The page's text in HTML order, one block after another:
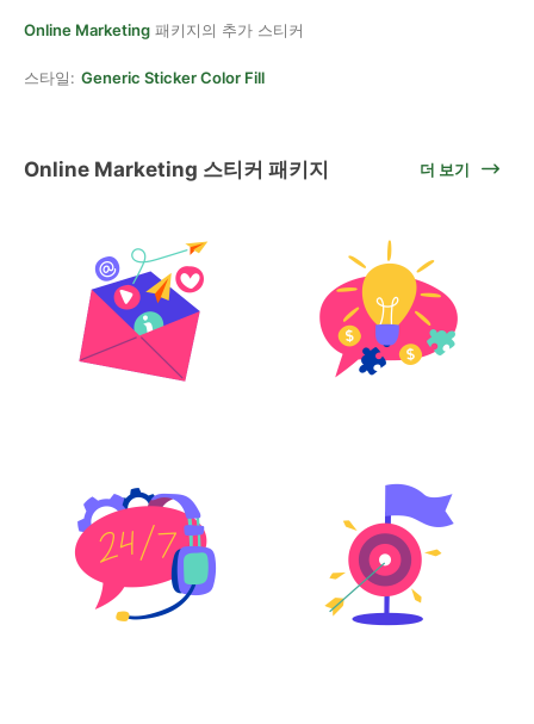
Online Marketing 패키지의 추가 스티커
스타일: Generic Sticker Color Fill
Online Marketing 스티커 패키지 더 보기